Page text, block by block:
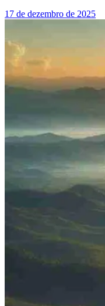
17 de dezembro de 2025